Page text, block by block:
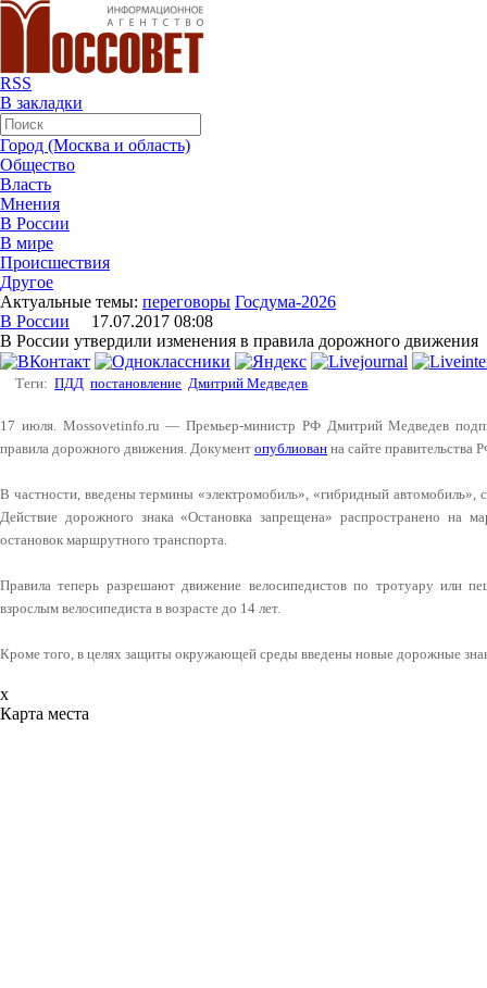
RSS
В закладки
Город (Москва и область)
Общество
Власть
Мнения
В России
В мире
Происшествия
Другое
Актуальные темы: переговоры Госдума-2026
В России 17.07.2017 08:08
В России утвердили изменения в правила дорожного движения
Теги: ПДД постановление Дмитрий Медведев
17 июля. Mossovetinfo.ru — Премьер-министр РФ Дмитрий Медведев
правила дорожного движения. Документ опублиован на сайте правительства
В частности, введены термины «электромобиль», «гибридный автомобиль»,
Действие дорожного знака «Остановка запрещена» распространено на
остановок маршрутного транспорта.
Правила теперь разрешают движение велосипедистов по тротуару или
взрослым велосипедиста в возрасте до 14 лет.
Кроме того, в целях защиты окружающей среды введены новые дорожные
x
Карта места